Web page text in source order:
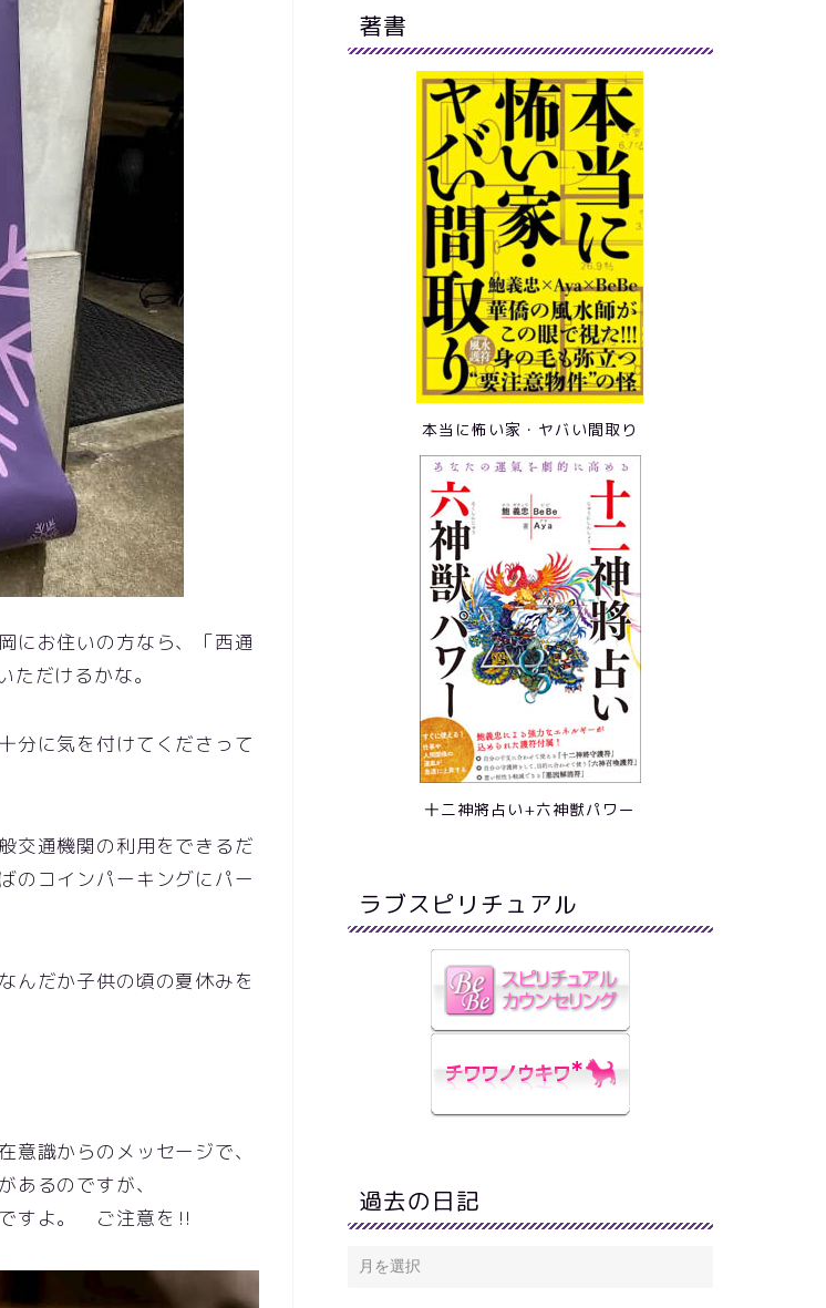
にお住いの方なら、「西通
だけるかな。
分に気を付けてくださって
交通機関の利用をできるだ
のコインパーキングにパー
んだか子供の頃の夏休みを
識からのメッセージで、
あるのですが、
ですよ。 ご注意を‼
著書
本当に怖い家・ヤバい間取り
十二神將占い+六神獣パワー
ラブスピリチュアル
過去の日記